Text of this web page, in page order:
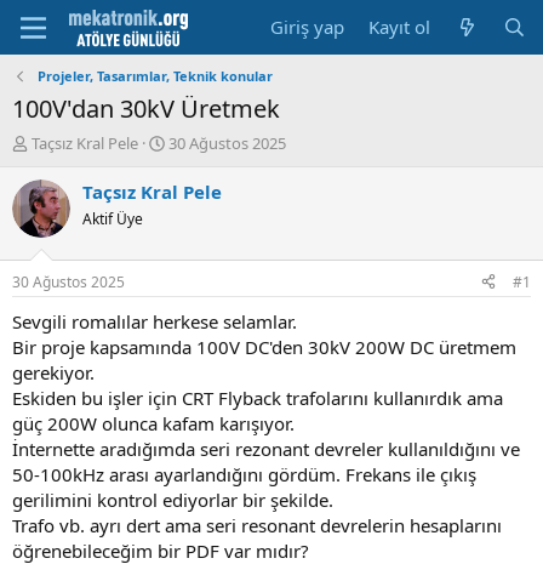
Giriş yap Kayıt ol
Projeler, Tasarımlar, Teknik konular
100V'dan 30kV Üretmek
K
n
u
y
u
b
a
ş
a
t
a
n
Taçsız Kral Pele
B
ş
t
a
i
i
30 Ağustos 2025
Taçsız Kral Pele
Aktif Üye
30 Ağustos 2025 #1
Sevgili romalılar herkese selamlar.
Bir proje kapsamında 100V DC'den 30kV 200W DC üretmem
gerekiyor.
Eskiden bu işler için CRT Flyback trafolarını kullanırdık ama
güç 200W olunca kafam karışıyor.
İnternette aradığımda seri rezonant devreler kullanıldığını ve
50-100kHz arası ayarlandığını gördüm. Frekans ile çıkış
gerilimini kontrol ediyorlar bir şekilde.
Trafo vb. ayrı dert ama seri resonant devrelerin hesaplarını
öğrenebileceğim bir PDF var mıdır?